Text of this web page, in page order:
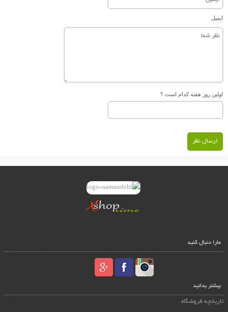
ایمیل
اولین روز هفته کدام است ؟
ارسال نظر
مارا دنبال کنید
بیشتر بدانید
تاریخچه فروشگاه